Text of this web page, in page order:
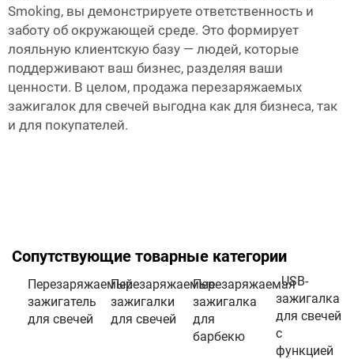
Smoking, вы демонстрируете ответственность и
заботу об окружающей среде. Это формирует
лояльную клиентскую базу — людей, которые
поддерживают ваш бизнес, разделяя ваши
ценности. В целом, продажа перезаряжаемых
зажигалок для свечей выгодна как для бизнеса, так
и для покупателей.
Сопутствующие товарные категории
Перезаряжаемый
зажигатель
для свечей
Перезаряжаемые
зажигалки
для свечей
Перезаряжаемая
зажигалка
для
барбекю
USB-
зажигалка
для свечей
с
функцией